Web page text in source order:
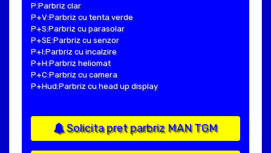
P:Parbriz clar
P+V:Parbriz cu tenta verde
P+S:Parbriz cu parasolar
P+SE:Parbriz cu senzor
P+I:Parbriz cu incalzire
P+H:Parbriz heliomat
P+C:Parbriz cu camera
P+Hud:Parbriz cu head up display
Solicita pret parbriz MAN TGM